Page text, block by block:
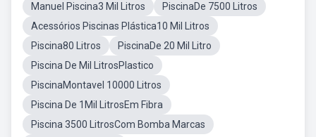
Manuel Piscina3 Mil Litros
PiscinaDe 7500 Litros
Acessórios Piscinas Plástica10 Mil Litros
Piscina80 Litros
PiscinaDe 20 Mil Litro
Piscina De Mil LitrosPlastico
PiscinaMontavel 10000 Litros
Piscina De 1Mil LitrosEm Fibra
Piscina 3500 LitrosCom Bomba Marcas